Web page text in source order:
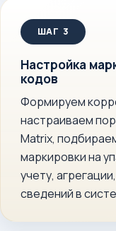
Настройка
кодов
Формируем
настраиваем
Matrix,
маркировки на
учету,
сведений в